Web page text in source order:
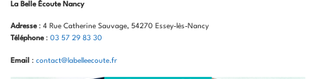
La Belle Écoute Nancy
Adresse: 4 Rue Catherine Sauvage, 54270 Essey-lès-Nancy
Téléphone: 03 57 29 83 30
Email : contact@labelleecoute.fr